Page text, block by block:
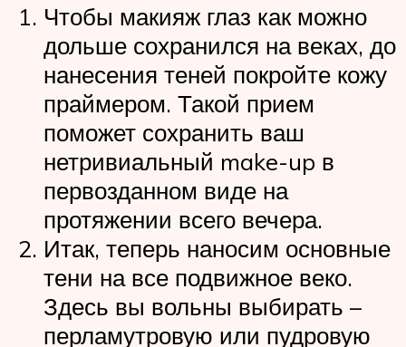
Чтобы макияж глаз как можно
дольше сохранился на веках, до
нанесения теней покройте кожу
праймером. Такой прием
поможет сохранить ваш
нетривиальный make-up в
первозданном виде на
протяжении всего вечера.
Итак, теперь наносим основные
тени на все подвижное веко.
Здесь вы вольны выбирать –
перламутровую или пудровую